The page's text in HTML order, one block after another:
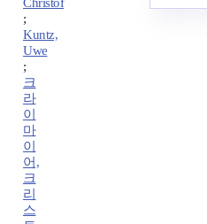
Christof
;
Kuntz,
Uwe
;
크
라
이
마
이
어,
크
리
스